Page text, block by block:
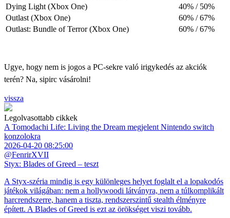
Dying Light (Xbox One)
40% / 50%
Outlast (Xbox One)
60% / 67%
Outlast: Bundle of Terror (Xbox One)
60% / 67%
Ugye, hogy nem is jogos a PC-sekre való irigykedés az akciók
terén? Na, sipirc vásárolni!
vissza
Legolvasottabb cikkek
A Tomodachi Life: Living the Dream megjelent Nintendo switch
konzolokra
2026-04-20 08:25:00
@FenrirXVII
Styx: Blades of Greed – teszt
A Styx-széria mindig is egy különleges helyet foglalt el a lopakodós
játékok világában: nem a hollywoodi látványra, nem a túlkomplikált
harcrendszerre, hanem a tiszta, rendszerszintű stealth élményre
épített. A Blades of Greed is ezt az örökséget viszi tovább.